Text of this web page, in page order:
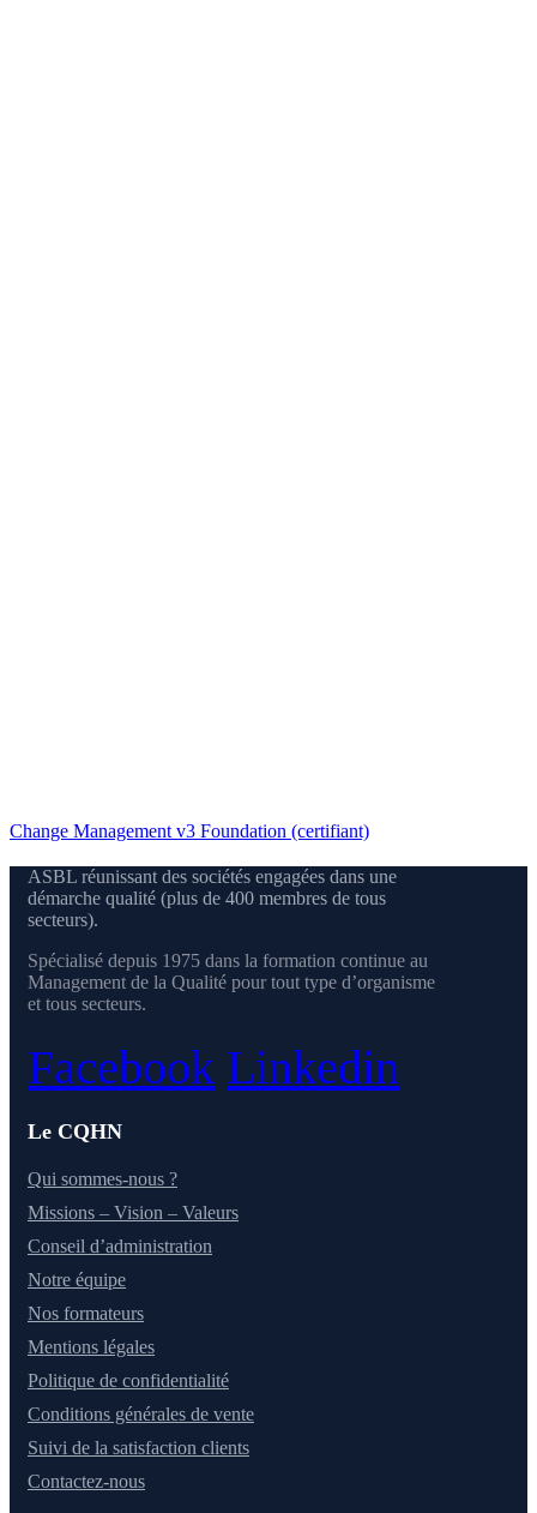
Change Management v3 Foundation (certifiant)
ASBL réunissant des sociétés engagées dans une
démarche qualité (plus de 400 membres de tous
secteurs).
Spécialisé depuis 1975 dans la formation continue au
Management de la Qualité pour tout type d’organisme
et tous secteurs.
Facebook Linkedin
Le CQHN
Qui sommes-nous ?
Missions – Vision – Valeurs
Conseil d’administration
Notre équipe
Nos formateurs
Mentions légales
Politique de confidentialité
Conditions générales de vente
Suivi de la satisfaction clients
Contactez-nous